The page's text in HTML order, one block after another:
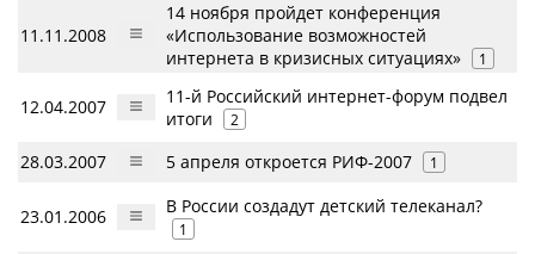
11.11.2008
14 ноября пройдет конференция
«Использование возможностей
интернета в кризисных ситуациях»
1
12.04.2007
11-й Российский интернет-форум подвел
итоги
2
28.03.2007 5 апреля откроется РИФ-2007 1
23.01.2006 В России создадут детский телеканал?
1